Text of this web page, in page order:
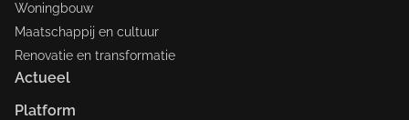
Woningbouw
Maatschappij en cultuur
Renovatie en transformatie
Actueel
Platform